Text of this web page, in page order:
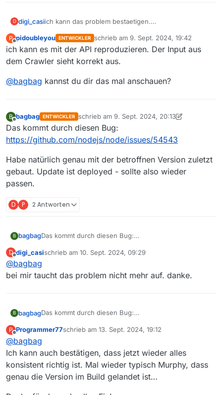
D digi_casiich kann das problem bestaetigen.
oder ard-alpha anfordere.
er meckert ueber den buchstaben 0xfc also ü.
P
Offline
pidoubleyou ENTWICKLER schrieb am 9. Sept. 2024, 19:42
zuletzt editiert von
ich kann es mit der API reproduzieren. Der Input aus
dem Crawler sieht korrekt aus.
@bagbag kannst du dir das mal anschauen?
B
Offline
bagbag ENTWICKLER schrieb am 9. Sept. 2024, 20:13
zuletzt editiert von bagbag9. Sept. 2024,
Das kommt durch diesen Bug:
https://github.com/nodejs/node/issues/54543
Habe natürlich genau mit der betroffnen Version zuletzt
gebaut. Update ist deployed - sollte also wieder
passen.
D P 2 Antworten
B bagbagDas kommt durch diesen Bug:
Habe natürlich genau mit der betroffnen Version
zuletzt gebaut. Update ist deployed - sollte also wieder
passen.
D
Offline
digi_casischrieb am 10. Sept. 2024, 09:29
zuletzt editiert von
@bagbag
bei mir taucht das problem nicht mehr auf. danke.
B bagbagDas kommt durch diesen Bug:
Habe natürlich genau mit der betroffnen Version
zuletzt gebaut. Update ist deployed - sollte also wieder
passen.
P
Offline
Programmer77schrieb am 13. Sept. 2024, 19:12
zuletzt editiert von
@bagbag
Ich kann auch bestätigen, dass jetzt wieder alles
konsistent richtig ist. Mal wieder typisch Murphy, dass
genau die Version im Build gelandet ist…